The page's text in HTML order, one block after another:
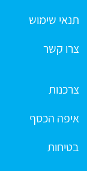
תנאי שימוש
צרו קשר
צרכנות
איפה הכסף
בטיחות